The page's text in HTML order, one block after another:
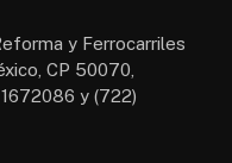
y Ferrocarriles
CP 50070,
y (722)